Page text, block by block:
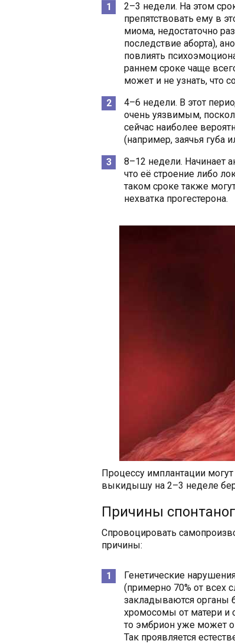
2–3 недели. На этом
препятствовать ему в
миома, недостаточно
последствие аборта),
повлиять
раннем сроке чаще
может и не узнать, что
4–6 недели. В этот
очень уязвимым,
сейчас наиболее
(например, заячья губа
8–12 недели. Начинает
что её строение либо
таком сроке также
нехватка прогестерона.
Процессу имплантации
выкидышу на 2–3 неделе
Причины
Спровоцировать
причины:
Генетические
(примерно 70% от всех
закладываются органы
хромосомы от матери и
то эмбрион уже может
Так проявляется